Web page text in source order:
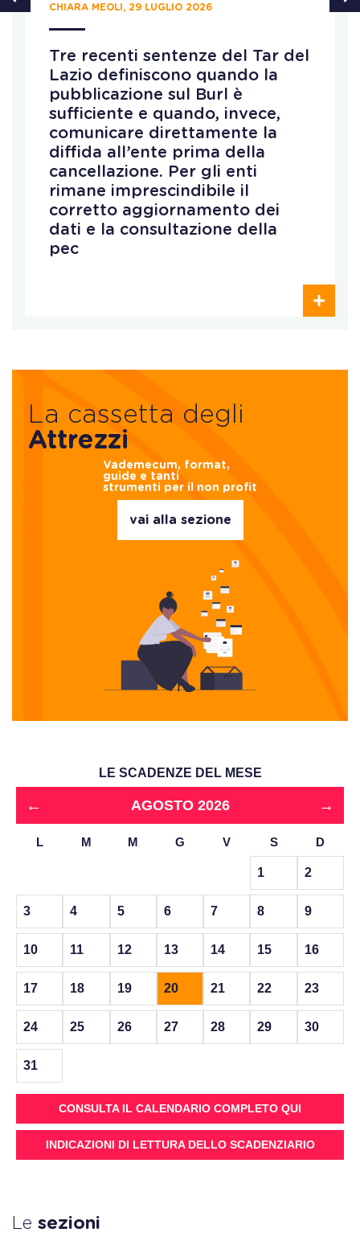
CHIARA MEOLI, 29 LUGLIO 2026
Tre recenti sentenze del Tar del
Lazio definiscono quando la
pubblicazione sul Burl è
sufficiente e quando, invece,
comunicare direttamente la
diffida all’ente prima della
cancellazione. Per gli enti
rimane imprescindibile il
corretto aggiornamento dei
dati e la consultazione della
pec
La cassetta degli
Attrezzi
Vademecum, format,
guide e tanti
strumenti per il non profit
vai alla sezione
LE SCADENZE DEL MESE
← AGOSTO 2026 →
L M M G V S D
1 2
3 4 5 6 7 8 9
10 11 12 13 14 15 16
17 18 19 20 21 22 23
24 25 26 27 28 29 30
31
CONSULTA IL CALENDARIO COMPLETO QUI
INDICAZIONI DI LETTURA DELLO SCADENZIARIO
Le sezioni